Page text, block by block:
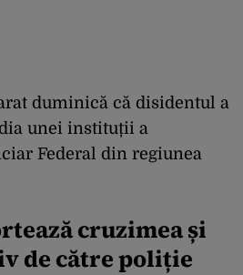
duminică că disidentul a
unei instituții a
Federal din regiunea
cruzimea și
de către poliție